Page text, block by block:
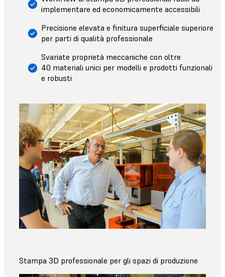
implementare ed economicamente accessibili
Precisione elevata e finitura superficiale superiore
per parti di qualità professionale
Svariate proprietà meccaniche con oltre
40 materiali unici per modelli e prodotti funzionali
e robusti
Stampa 3D professionale per gli spazi di produzione